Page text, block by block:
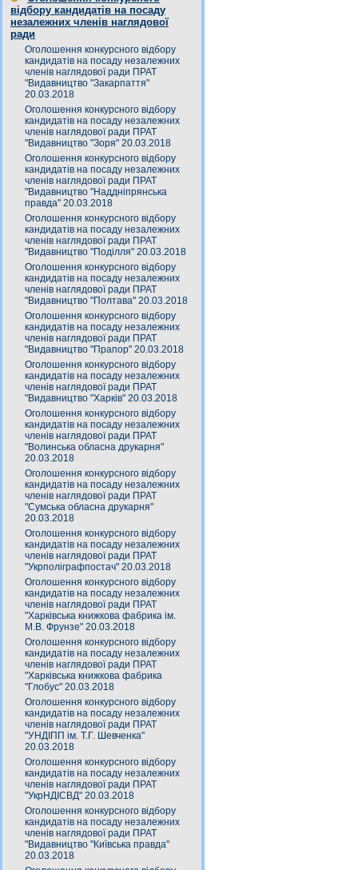
відбору кандидатів на посаду
незалежних членів наглядової
ради
Оголошення конкурсного відбору
кандидатів на посаду незалежних
членів наглядової ради ПРАТ
"Видавництво "Закарпаття"
20.03.2018
Оголошення конкурсного відбору
кандидатів на посаду незалежних
членів наглядової ради ПРАТ
"Видавництво "Зоря" 20.03.2018
Оголошення конкурсного відбору
кандидатів на посаду незалежних
членів наглядової ради ПРАТ
"Видавництво "Наддніпрянська
правда" 20.03.2018
Оголошення конкурсного відбору
кандидатів на посаду незалежних
членів наглядової ради ПРАТ
"Видавництво "Поділля" 20.03.2018
Оголошення конкурсного відбору
кандидатів на посаду незалежних
членів наглядової ради ПРАТ
"Видавництво "Полтава" 20.03.2018
Оголошення конкурсного відбору
кандидатів на посаду незалежних
членів наглядової ради ПРАТ
"Видавництво "Прапор" 20.03.2018
Оголошення конкурсного відбору
кандидатів на посаду незалежних
членів наглядової ради ПРАТ
"Видавництво "Харків" 20.03.2018
Оголошення конкурсного відбору
кандидатів на посаду незалежних
членів наглядової ради ПРАТ
"Волинська обласна друкарня"
20.03.2018
Оголошення конкурсного відбору
кандидатів на посаду незалежних
членів наглядової ради ПРАТ
"Сумська обласна друкарня"
20.03.2018
Оголошення конкурсного відбору
кандидатів на посаду незалежних
членів наглядової ради ПРАТ
"Укрполіграфпостач" 20.03.2018
Оголошення конкурсного відбору
кандидатів на посаду незалежних
членів наглядової ради ПРАТ
"Харківська книжкова фабрика ім.
М.В. Фрунзе" 20.03.2018
Оголошення конкурсного відбору
кандидатів на посаду незалежних
членів наглядової ради ПРАТ
"Харківська книжкова фабрика
"Глобус" 20.03.2018
Оголошення конкурсного відбору
кандидатів на посаду незалежних
членів наглядової ради ПРАТ
"УНДІПП ім. Т.Г. Шевченка"
20.03.2018
Оголошення конкурсного відбору
кандидатів на посаду незалежних
членів наглядової ради ПРАТ
"УкрНДІСВД" 20.03.2018
Оголошення конкурсного відбору
кандидатів на посаду незалежних
членів наглядової ради ПРАТ
"Видавництво "Київська правда"
20.03.2018